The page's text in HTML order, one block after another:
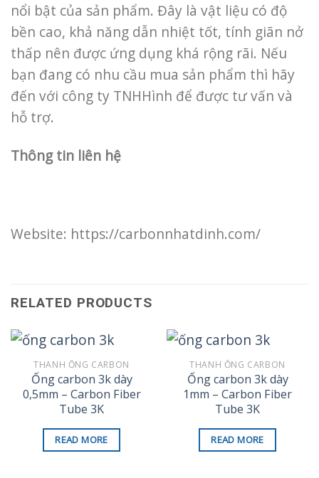
nổi bật của sản phẩm. Đây là vật liệu có độ
bền cao, khả năng dẫn nhiệt tốt, tính giãn nở
thấp nên được ứng dụng khá rộng rãi. Nếu
bạn đang có nhu cầu mua sản phẩm thì hãy
đến với công ty TNHHình để được tư vấn và
hỗ trợ.
Thông tin liên hệ
Website: https://carbonnhatdinh.com/
RELATED PRODUCTS
THANH ỐNG CARBON
Ống carbon 3k dày
0,5mm – Carbon Fiber
Tube 3K
READ MORE
THANH ỐNG CARBON
Ống carbon 3k dày
1mm – Carbon Fiber
Tube 3K
READ MORE